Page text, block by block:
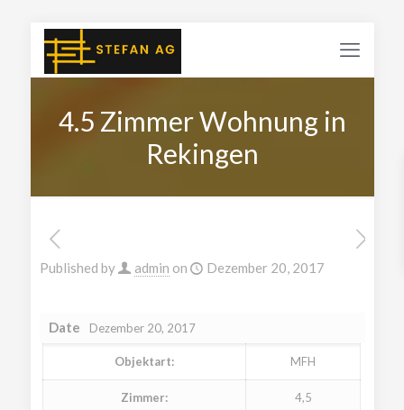
4.5 Zimmer Wohnung in
Rekingen
Published by admin on Dezember 20, 2017
Date Dezember 20, 2017
Objektart: MFH
Zimmer: 4,5